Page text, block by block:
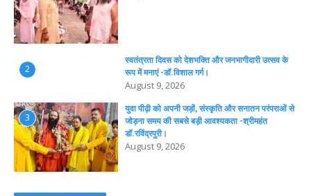
2
स्वतंत्रता दिवस को देशभक्ति और जनभागीदारी उत्सव के
रूप में मनाएं -डॉ.विशाल गर्ग।
August 9, 2026
3
युवा पीढ़ी को अपनी जड़ों, संस्कृति और सनातन परंपराओं से
जोड़ना समय की सबसे बड़ी आवश्यकता -श्रीमहंत
डॉ.रविंद्रपुरी।
August 9, 2026